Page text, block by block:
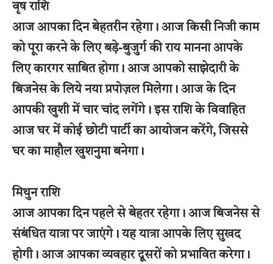
वृष राशि
आज आपका दिन बेहतरीन रहेगा। आज किसी निजी काम
को पूरा करने के लिए बड़े-बुजुर्ग की राय मानना आपके
लिए कारगर साबित होगा। आज आपको साझेदारी के
बिजनेस के लिये नया प्रपोज़ल मिलेगा। आज के दिन
आपकी खुशी में चार चांद लगेंगे। इस राशि के विवाहित
आज घर में कोई छोटी पार्टी का आयोजन करेंगे, जिससे
घर का माहौल खुशनुमा बनेगा।
मिथुन राशि
आज आपका दिन पहले से बेहतर रहेगा। आज बिजनेस से
संबंधित यात्रा पर जाएंगे। यह यात्रा आपके लिए सुखद
होगी। आज आपका व्यवहार दूसरों को प्रभावित करेगा।